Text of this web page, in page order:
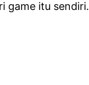
game itu sendiri.